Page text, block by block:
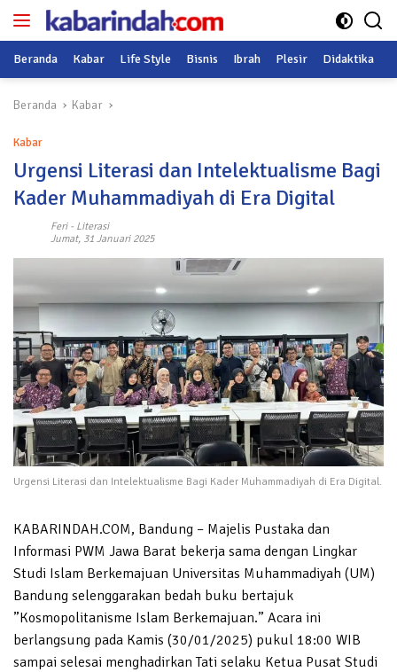
Langsung
Beranda Kabar Life Style Bisnis Ibrah Plesir Didaktika
Beranda Kabar
Kabar
Urgensi Literasi dan Intelektualisme Bagi
Kader Muhammadiyah di Era Digital
Feri- Literasi
Jumat, 31 Januari 2025
Urgensi Literasi dan Intelektualisme Bagi Kader Muhammadiyah di Era Digital.
KABARINDAH.COM, Bandung – Majelis Pustaka dan
Informasi PWM Jawa Barat bekerja sama dengan Lingkar
Studi Islam Berkemajuan Universitas Muhammadiyah (UM)
Bandung selenggarakan bedah buku bertajuk
”Kosmopolitanisme Islam Berkemajuan.” Acara ini
berlangsung pada Kamis (30/01/2025) pukul 18:00 WIB
sampai selesai menghadirkan Tati selaku Ketua Pusat Studi